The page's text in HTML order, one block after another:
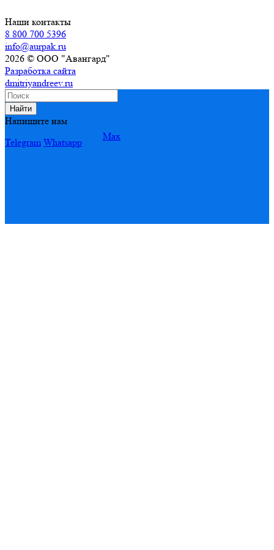
Наши контакты
8 800 700 5396
info@aurpak.ru
2026 © ООО "Авангард"
Разработка сайта
dmitriyandreev.ru
Найти
Напишите нам
Telegram Whatsapp
Max